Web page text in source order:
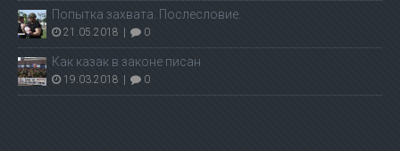
Попытка захвата. Послесловие.
21.05.2018 | 0
Как казак в законе писан
19.03.2018 | 0